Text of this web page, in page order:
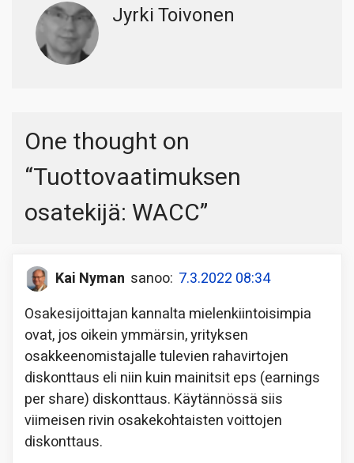
Jyrki Toivonen
One thought on
“Tuottovaatimuksen
osatekijä: WACC”
Kai Nyman sanoo: 7.3.2022 08:34
Osakesijoittajan kannalta mielenkiintoisimpia
ovat, jos oikein ymmärsin, yrityksen
osakkeenomistajalle tulevien rahavirtojen
diskonttaus eli niin kuin mainitsit eps (earnings
per share) diskonttaus. Käytännössä siis
viimeisen rivin osakekohtaisten voittojen
diskonttaus.